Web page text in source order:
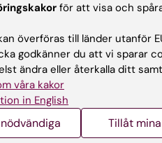
JOURNAL OF TRAUMA AND
mechanism on outcome:
trauma
M; Pettersson H;
publikationer
för att visa och
överföras till länder utanför
godkänner du att vi sparar
ändra eller återkalla ditt
våra kakor
in English
Tillåt